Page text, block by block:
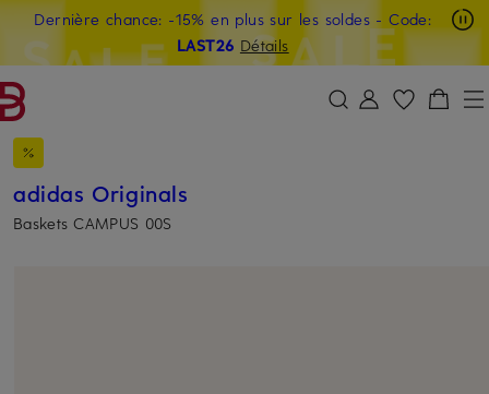
PASSER AU CONTENU PRINCIPAL PASSER AU CHAMP DE
Dernière chance: -15% en plus sur les soldes - Code:
LAST26 Détails
adidas Originals
Baskets CAMPUS 00S